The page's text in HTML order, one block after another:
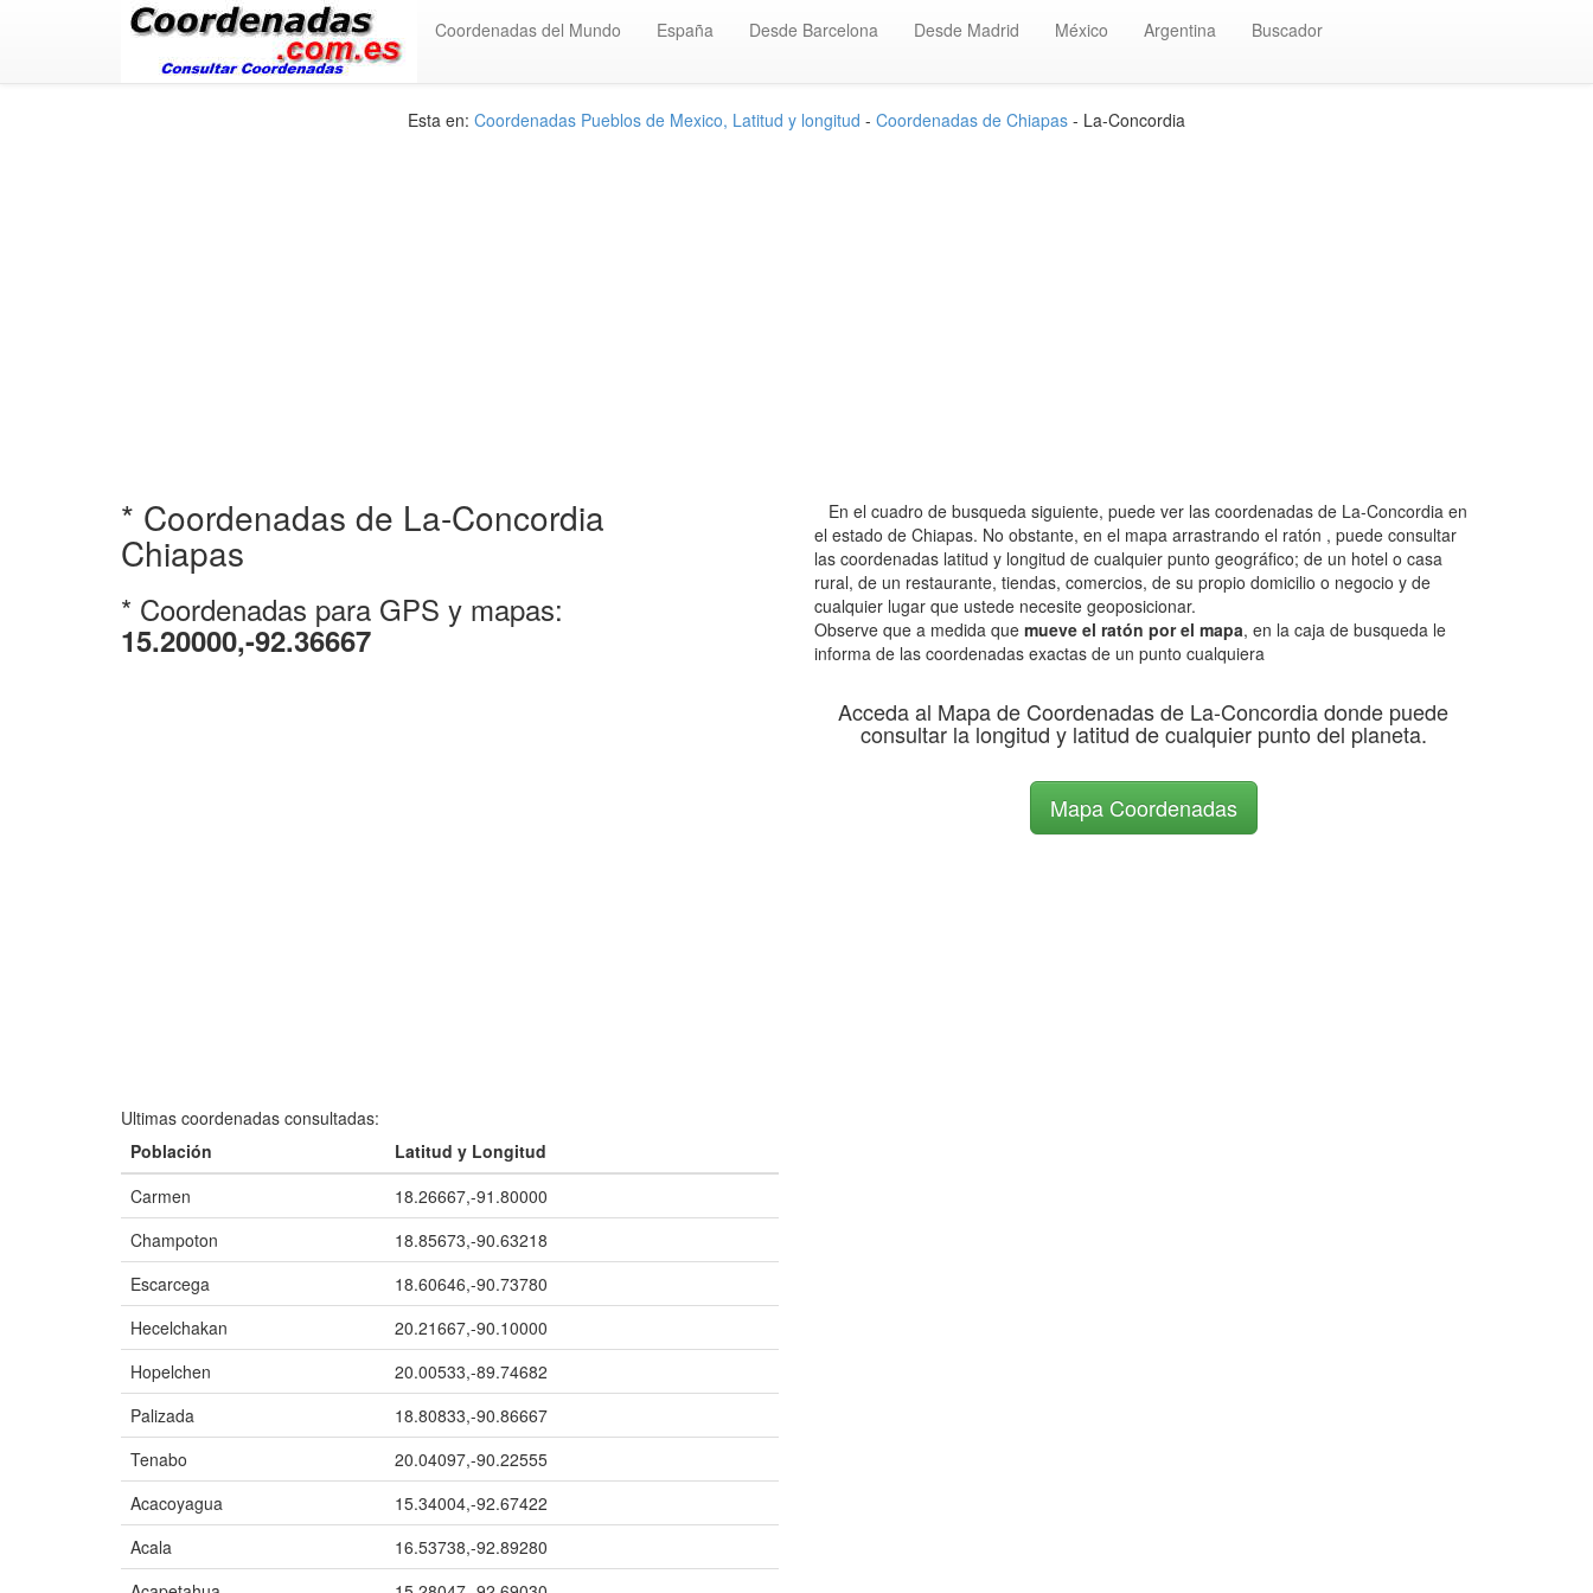
Coordenadas del Mundo España Desde Barcelona Desde Madrid México Argentina Buscador
Esta en: Coordenadas Pueblos de Mexico, Latitud y longitud - Coordenadas de Chiapas - La-Concordia
* Coordenadas de La-Concordia
Chiapas
* Coordenadas para GPS y mapas:
15.20000,-92.36667
Ultimas coordenadas consultadas:
Población
Latitud y Longitud
Carmen
18.26667,-91.80000
Champoton
18.85673,-90.63218
Escarcega
18.60646,-90.73780
Hecelchakan
20.21667,-90.10000
Hopelchen
20.00533,-89.74682
Palizada
18.80833,-90.86667
Tenabo
20.04097,-90.22555
Acacoyagua
15.34004,-92.67422
Acala
16.53738,-92.89280
En el cuadro de busqueda siguiente, puede ver las coordenadas de La-Concordia en
el estado de Chiapas. No obstante, en el mapa arrastrando el ratón , puede consultar
las coordenadas latitud y longitud de cualquier punto geográfico; de un hotel o casa
rural, de un restaurante, tiendas, comercios, de su propio domicilio o negocio y de
cualquier lugar que ustede necesite geoposicionar.
Observe que a medida que mueve el ratón por el mapa, en la caja de busqueda le
informa de las coordenadas exactas de un punto cualquiera
Acceda al Mapa de Coordenadas de La-Concordia donde puede
consultar la longitud y latitud de cualquier punto del planeta.
Mapa Coordenadas